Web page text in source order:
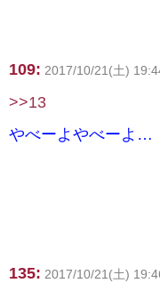
109: 2017/10/21(土)
>>13
やべーよやべーよ…
135: 2017/10/21(土)